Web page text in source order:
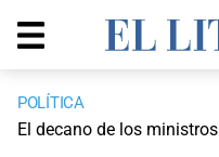
POLÍTICA
El decano de los ministros